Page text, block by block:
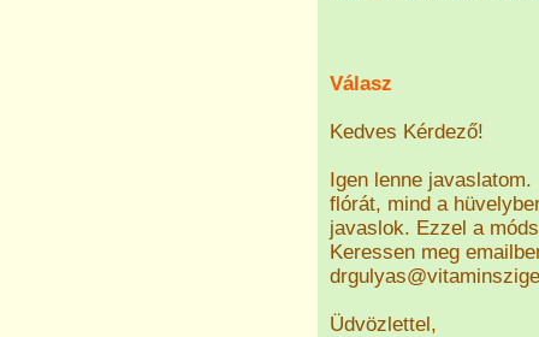
Válasz
Kedves Kérdező!
Igen lenne
flórát, mind a
javaslok. Ezzel a
Keressen meg
Üdvözlettel,